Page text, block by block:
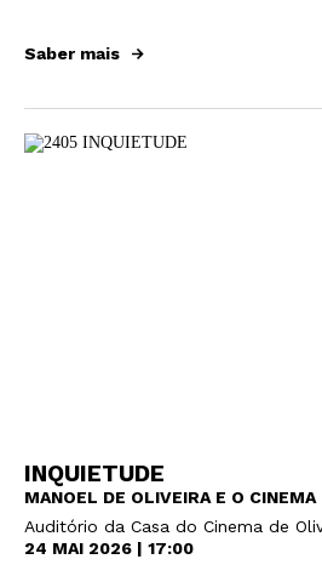
Saber mais
INQUIETUDE
MANOEL DE OLIVEIRA E O
Auditório da Casa do Cinema de
24 MAI 2026 | 17:00